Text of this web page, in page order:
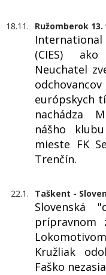
18.11. Ružomberok 13.
(CIES)
Neuchatel
európskych
nachádza
nášho
mieste FK
Trenčín.
22.1. Taškent -
Slovenská
prípravnom
Kružliak
Faško